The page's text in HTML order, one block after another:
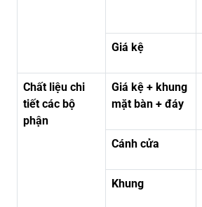
Giá kệ
Chất liệu chi
tiết các bộ
phận
Giá kệ + khung
mặt bàn + đáy
Cánh cửa
Khung